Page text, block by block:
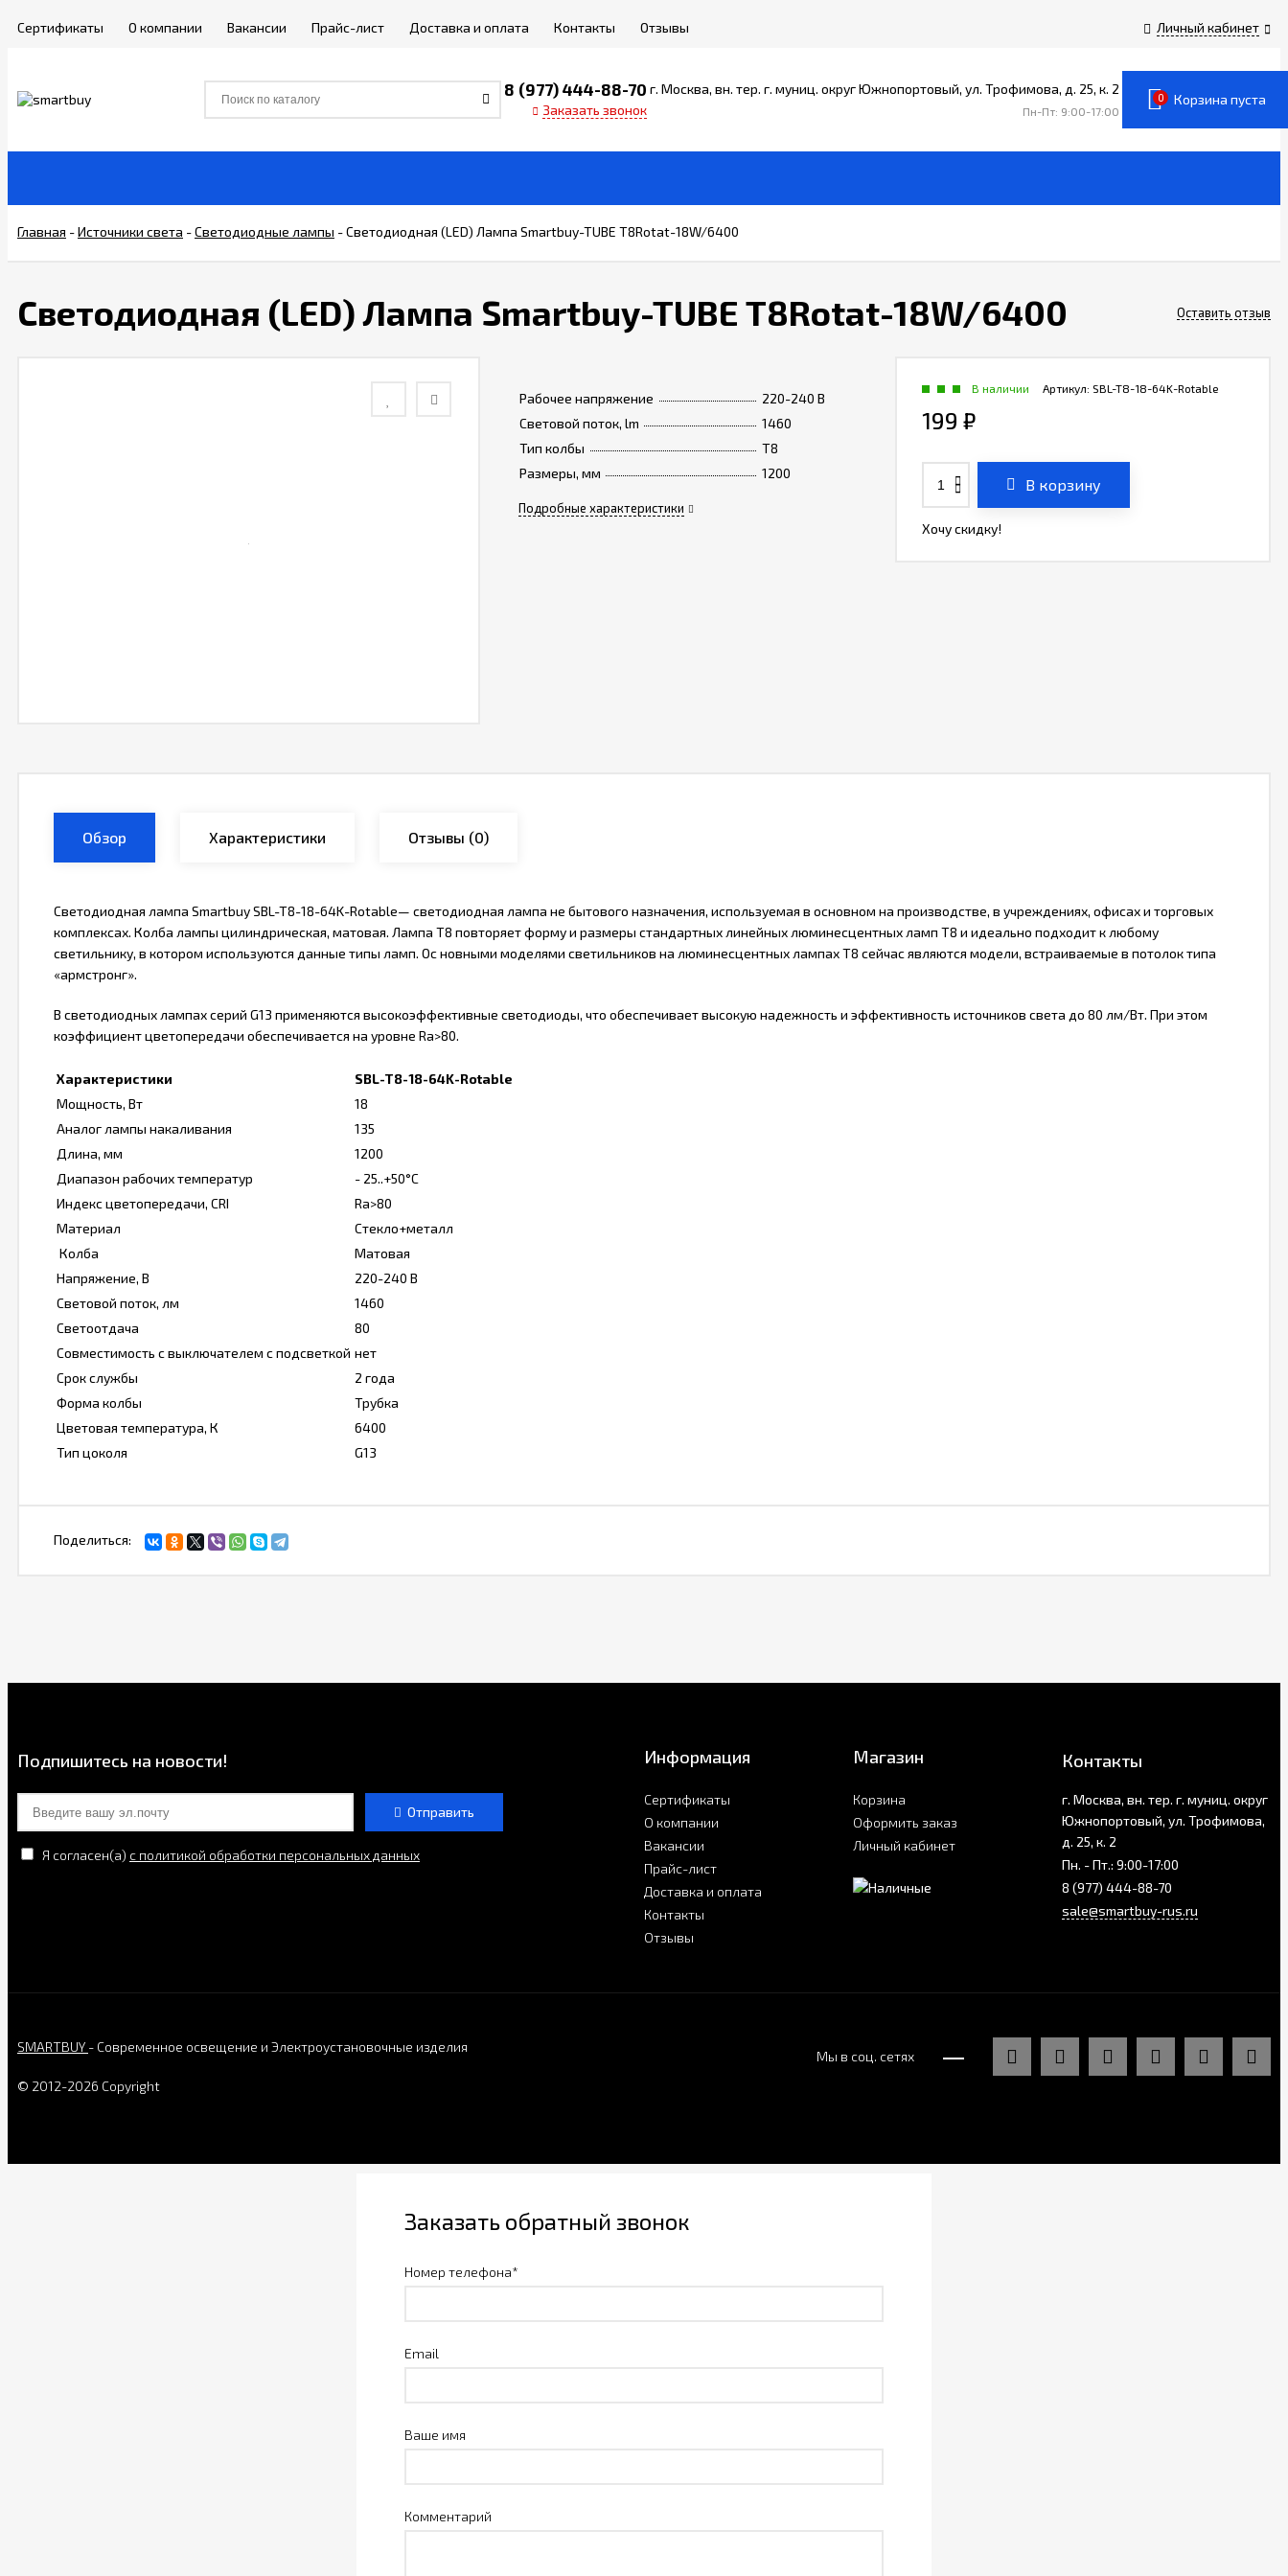
Личный кабинет
Сертификаты О компании Вакансии Прайс-лист Доставка и оплата Контакты Отзывы
8 (977) 444-88-70
Заказать звонок
г. Москва, вн. тер. г. муниц. округ Южнопортовый, ул. Трофимова, д. 25, к. 2
Пн-Пт: 9:00-17:00
0 Корзина пуста
Главная -Источники света -Светодиодные лампы -Светодиодная (LED) Лампа Smartbuy-TUBE T8Rotat-18W/6400
Светодиодная (LED) Лампа Smartbuy-TUBE T8Rotat-18W/6400 Оставить отзыв
Рабочее напряжение
220-240 В
Световой поток, lm
1460
Тип колбы
T8
Размеры, мм
1200
Подробные характеристики
Артикул: SBL-T8-18-64K-Rotable
В наличии
199 ₽
В корзину
Хочу скидку!
Обзор Характеристики Отзывы (0)
Светодиодная лампа Smartbuy SBL-T8-18-64K-Rotable— светодиодная лампа не бытового назначения, используемая в основном на производстве, в учреждениях, офисах и торговых
комплексах. Колба лампы цилиндрическая, матовая. Лампа T8 повторяет форму и размеры стандартных линейных люминесцентных ламп Т8 и идеально подходит к любому
светильнику, в котором используются данные типы ламп. Ос новными моделями светильников на люминесцентных лампах T8 сейчас являются модели, встраиваемые в потолок типа
«армстронг».
В светодиодных лампах серий G13 применяются высокоэффективные светодиоды, что обеспечивает высокую надежность и эффективность источников света до 80 лм/Вт. При этом
коэффициент цветопередачи обеспечивается на уровне Ra>80.
Характеристики
SBL-T8-18-64K-Rotable
Мощность, Вт
18
Аналог лампы накаливания
135
Длина, мм
1200
Диапазон рабочих температур
- 25..+50°C
Индекс цветопередачи, CRI
Ra>80
Материал
Стекло+металл
Колба
Матовая
Напряжение, В
220-240 В
Световой поток, лм
1460
Светоотдача
80
Совместимость с выключателем с подсветкой нет
Срок службы
2 года
Форма колбы
Трубка
Цветовая температура, К
6400
Тип цоколя
G13
Поделиться:
Подпишитесь на новости!
Отправить
Я согласен(a) с политикой обработки персональных данных
Информация
Сертификаты
О компании
Вакансии
Прайс-лист
Доставка и оплата
Контакты
Отзывы
Магазин
Корзина
Оформить заказ
Личный кабинет
Контакты
г. Москва, вн. тер. г. муниц. округ
Южнопортовый, ул. Трофимова,
д. 25, к. 2
Пн. - Пт.: 9:00-17:00
8 (977) 444-88-70
sale@smartbuy-rus.ru
Мы в соц. сетях
SMARTBUY - Современное освещение и Электроустановочные изделия
© 2012-2026 Copyright
Заказать обратный звонок
Номер телефона*
Email
Ваше имя
Комментарий